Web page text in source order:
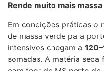
Rende muito mais
Em condições práticas o
de massa verde para
intensivos chegam a
somadas. A matéria seca